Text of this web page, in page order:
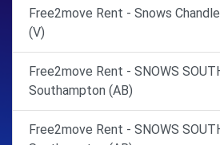
Free2move Rent - Snows
(V)
Free2move Rent - SNOWS
Southampton (AB)
Free2move Rent - SNOWS